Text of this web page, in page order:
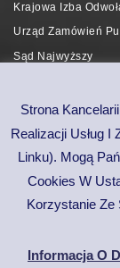
Krajowa Izba
Urząd Zamówień
Sąd Najwyższy
Naczelny Sąd
CEiDG
KRS (wyszukiwarka)
Strona
Realizacji Usług I
Linku). Mogą
Cookies W
Korzystanie
Informacja O